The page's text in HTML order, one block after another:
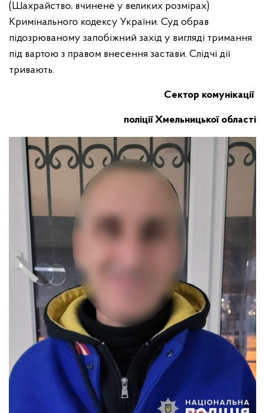
(Шахрайство, вчинене у великих розмірах)
Кримінального кодексу України. Суд обрав
підозрюваному запобіжний захід у вигляді тримання
під вартою з правом внесення застави. Слідчі дії
тривають.
Сектор комунікації
поліції Хмельницької області